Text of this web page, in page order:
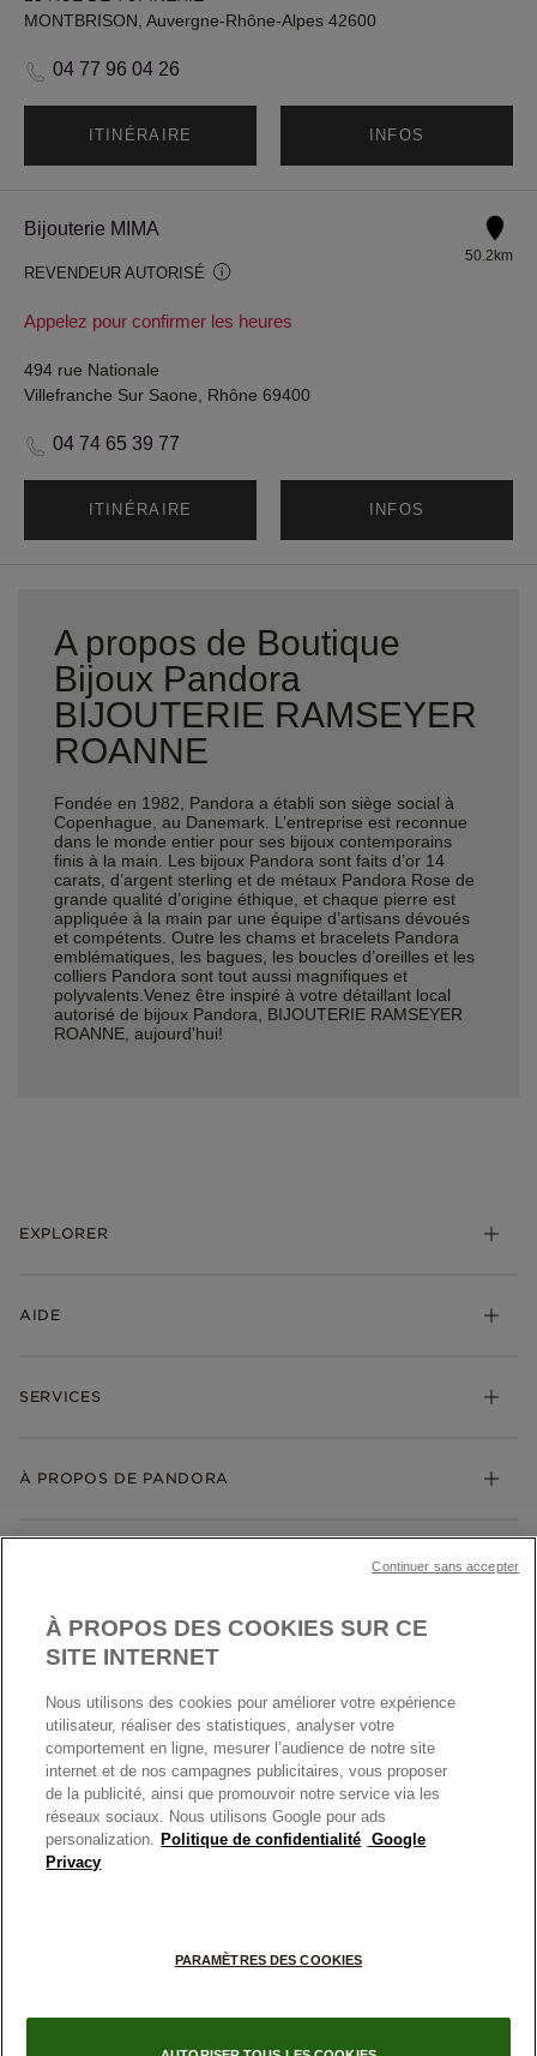
MONTBRISON, Auvergne-Rhône-Alpes 42600
04 77 96 04 26
ITINÉRAIRE INFOS
Bijouterie MIMA
REVENDEUR AUTORISÉ
Appelez pour confirmer les heures
50.2km
494 rue Nationale
Villefranche Sur Saone, Rhône 69400
04 74 65 39 77
ITINÉRAIRE INFOS
A propos de Boutique
Bijoux Pandora
BIJOUTERIE RAMSEYER
ROANNE
Fondée en 1982, Pandora a établi son siège social à
Copenhague, au Danemark. L’entreprise est reconnue
dans le monde entier pour ses bijoux contemporains
finis à la main. Les bijoux Pandora sont faits d’or 14
carats, d’argent sterling et de métaux Pandora Rose de
grande qualité d’origine éthique, et chaque pierre est
appliquée à la main par une équipe d’artisans dévoués
et compétents. Outre les chams et bracelets Pandora
emblématiques, les bagues, les boucles d’oreilles et les
colliers Pandora sont tout aussi magnifiques et
polyvalents.Venez être inspiré à votre détaillant local
autorisé de bijoux Pandora, BIJOUTERIE RAMSEYER
ROANNE, aujourd'hui!
EXPLORER
Bijoux
Trouver une boutique
AIDE
Suivre ma commande
Échanges et retours
Garantie
Nous contacter
*Conditions des offres en cours
SERVICES
Gravure
Nettoyage & Entretien
Conditions générales de My Pandora
À PROPOS DE PANDORA
Politique de confidentialité
Protection des données
Conditions générales de vente
Conditions générales de vente Click & Collect
Plateforme ODR
FRANCE France
© TOUS DROITS RESERVES. 2026 Pandora
À PROPOS DES COOKIES SUR CE
SITE INTERNET
Nous utilisons des cookies pour améliorer votre expérience
utilisateur, réaliser des statistiques, analyser votre
comportement en ligne, mesurer l’audience de notre site
internet et de nos campagnes publicitaires, vous proposer
de la publicité, ainsi que promouvoir notre service via les
réseaux sociaux. Nous utilisons Google pour ads
personalization. Politique de confidentialité Google
Privacy
PARAMÈTRES DES COOKIES
Continuer sans accepter